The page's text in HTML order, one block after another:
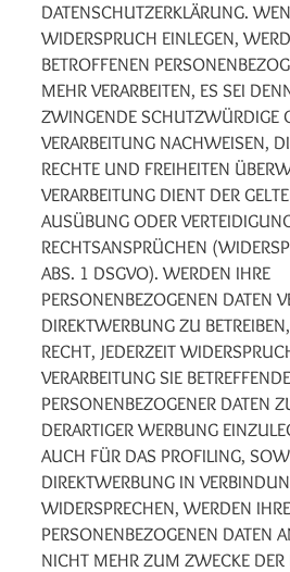
DATENSCHUTZERKLÄRUNG.
WIDERSPRUCH EINLEGEN,
BETROFFENEN
MEHR VERARBEITEN, ES SEI
ZWINGENDE SCHUTZWÜRDIGE
VERARBEITUNG NACHWEISEN,
RECHTE UND FREIHEITEN
VERARBEITUNG DIENT DER
AUSÜBUNG ODER
RECHTSANSPRÜCHEN
ABS. 1 DSGVO). WERDEN IHRE
PERSONENBEZOGENEN DATEN
DIREKTWERBUNG ZU
RECHT, JEDERZEIT
VERARBEITUNG SIE
PERSONENBEZOGENER DATEN
DERARTIGER WERBUNG
AUCH FÜR DAS PROFILING,
DIREKTWERBUNG IN
WIDERSPRECHEN, WERDEN IHRE
PERSONENBEZOGENEN DATEN
NICHT MEHR ZUM ZWECKE DER